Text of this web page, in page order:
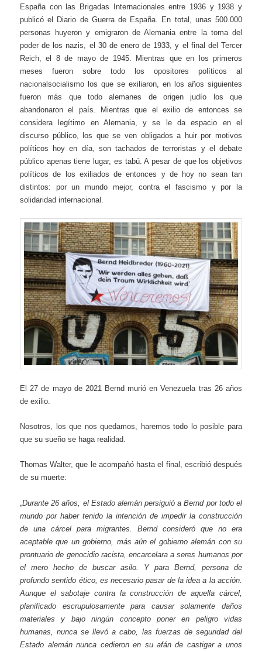
España con las Brigadas Internacionales entre 1936 y 1938 y
publicó el Diario de Guerra de España. En total, unas 500.000
personas huyeron y emigraron de Alemania entre la toma del
poder de los nazis, el 30 de enero de 1933, y el final del Tercer
Reich, el 8 de mayo de 1945. Mientras que en los primeros
meses fueron sobre todo los opositores políticos al
nacionalsocialismo los que se exiliaron, en los años siguientes
fueron más que todo alemanes de origen judío los que
abandonaron el país. Mientras que el exilio de entonces se
considera legítimo en Alemania, y se le da espacio en el
discurso público, los que se ven obligados a huir por motivos
políticos hoy en día, son tachados de terroristas y el debate
público apenas tiene lugar, es tabú. A pesar de que los objetivos
políticos de los exiliados de entonces y de hoy no sean tan
distintos: por un mundo mejor, contra el fascismo y por la
solidaridad internacional.
El 27 de mayo de 2021 Bernd murió en Venezuela tras 26 años
de exilio.
Nosotros, los que nos quedamos, haremos todo lo posible para
que su sueño se haga realidad.
Thomas Walter, que le acompañó hasta el final, escribió después
de su muerte:
„Durante 26 años, el Estado alemán persiguió a Bernd por todo el
mundo por haber tenido la intención de impedir la construcción
de una cárcel para migrantes. Bernd consideró que no era
aceptable que un gobierno, más aún el gobierno alemán con su
prontuario de genocidio racista, encarcelara a seres humanos por
el mero hecho de buscar asilo. Y para Bernd, persona de
profundo sentido ético, es necesario pasar de la idea a la acción.
Aunque el sabotaje contra la construcción de aquella cárcel,
planificado escrupulosamente para causar solamente daños
materiales y bajo ningún concepto poner en peligro vidas
humanas, nunca se llevó a cabo, las fuerzas de seguridad del
Estado alemán nunca cedieron en su afán de castigar a unos